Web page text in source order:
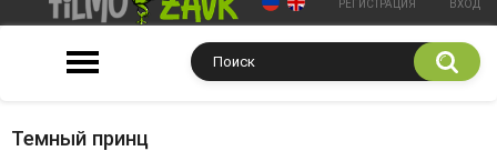
РЕГИСТРАЦИЯ ВХОД
Темный принц